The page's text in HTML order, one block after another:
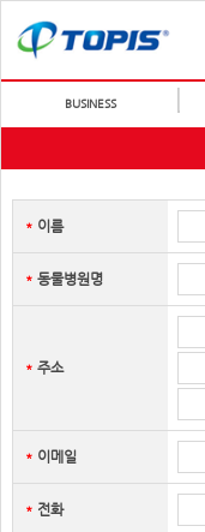
BUSINESS
＊ 이름
＊ 동물병원명
＊ 주소
＊ 이메일
＊ 전화